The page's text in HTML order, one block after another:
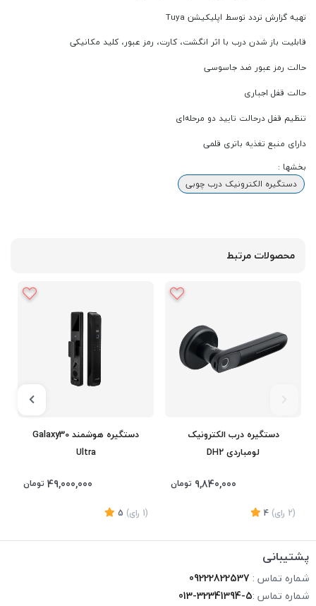
تهیه گزارش تردد توسط اپلیکیشن Tuya
قابلیت باز شدن درب با اثر انگشت، کارت، رمز عبور، کلید مکانیکی
حالت رمز عبور ضد جاسوسی
حالت قفل اجباری
تنظیم قفل درحالت تایید دو مرحله‌ای
دارای منبع تغذیه باتری قلمی
بخشها :
دستگیره الکترونیک درب چوبی
محصولات مرتبط
دستگیره درب الکترونیک
لومباردی DH2
9,840,000 تومان
(2 رای)
4
دستگیره هوشمند Galaxy30
Ultra
49,000,000 تومان
(1 رای)
5
پشتیبانی
شماره تماس : 09222822537
شماره تماس :013-32341394-5